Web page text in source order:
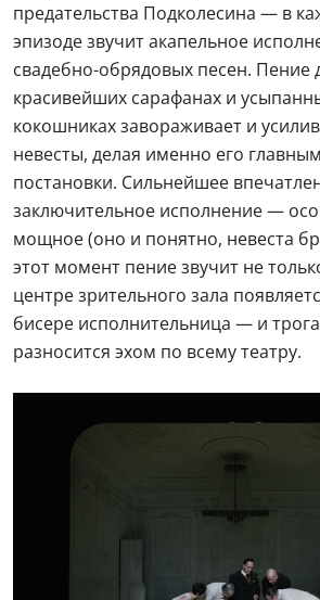
предательства Подколесина — в
эпизоде звучит акапельное
свадебно-обрядовых песен. Пение
красивейших сарафанах и
кокошниках завораживает и
невесты, делая именно его
постановки. Сильнейшее
заключительное исполнение —
мощное (оно и понятно, невеста
этот момент пение звучит не
центре зрительного зала
бисере исполнительница — и
разносится эхом по всему театру.